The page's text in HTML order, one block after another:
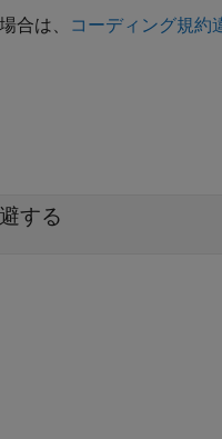
合は、
コーディング規約
する